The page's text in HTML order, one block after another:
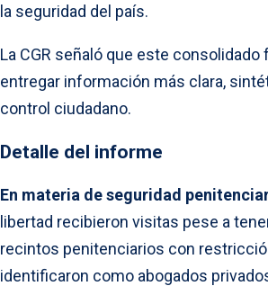
la seguridad del país.
La CGR señaló que este
entregar información más clara,
control ciudadano.
Detalle del informe
En materia de seguridad
libertad recibieron visitas pese a
recintos penitenciarios con
identificaron como abogados